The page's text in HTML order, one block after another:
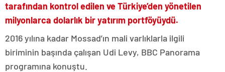
tarafından kontrol edilen ve Türkiye’den yönetilen
milyonlarca dolarlık bir yatırım portföyüydü.
2016 yılına kadar Mossad’ın mali varlıklarla ilgili
biriminin başında çalışan Udi Levy, BBC Panorama
programına konuştu.